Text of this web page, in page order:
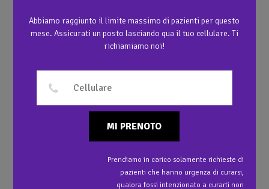
Abbiamo raggiunto il limite massimo di pazienti per questo
mese. Assicurati un posto lasciando qua il tuo cellulare. Ti
richiamiamo noi!
MI PRENOTO
Prendiamo in carico solamente richieste di
pazienti che hanno urgenza di curarsi,
qualora fossi intenzionato a curarti non